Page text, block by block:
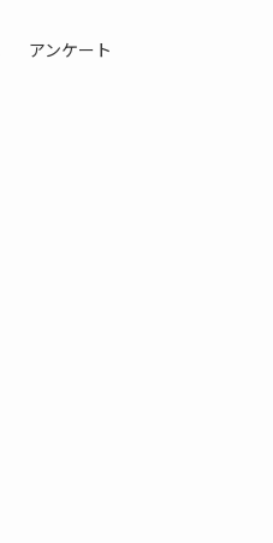
アンケート